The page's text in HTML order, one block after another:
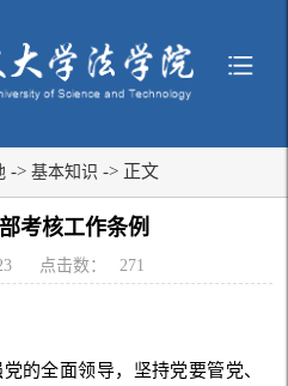
-> 基本知识 -> 正文
考核工作条例
点击数： 271
的全面领导，坚持党要管党、